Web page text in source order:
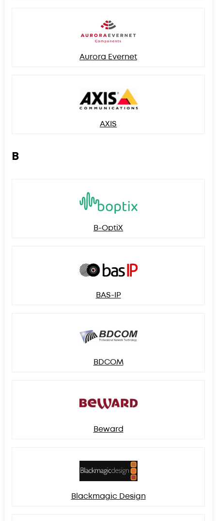
Aurora Evernet
AXIS
B
B-OptiX
BAS-IP
BDCOM
Beward
Blackmagic Design